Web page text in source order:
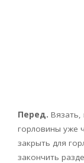
Перед. Вязать,
горловины уже
закрыть для
закончить